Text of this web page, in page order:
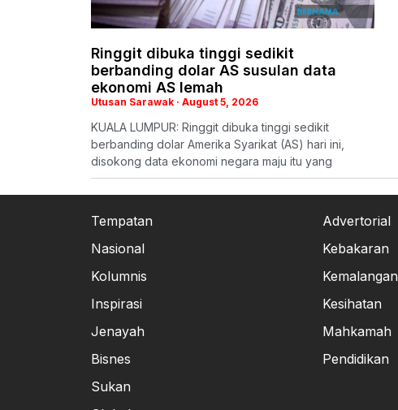
Ringgit dibuka tinggi sedikit
berbanding dolar AS susulan data
ekonomi AS lemah
Utusan Sarawak August 5, 2026
KUALA LUMPUR: Ringgit dibuka tinggi sedikit
berbanding dolar Amerika Syarikat (AS) hari ini,
disokong data ekonomi negara maju itu yang
Tempatan
Nasional
Kolumnis
Inspirasi
Jenayah
Bisnes
Sukan
Advertorial
Kebakaran
Kemalangan
Kesihatan
Mahkamah
Pendidikan